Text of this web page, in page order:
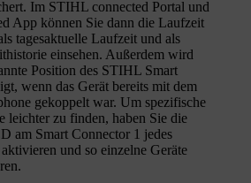
Im STIHL connected Portal und
App können Sie dann die Laufzeit
tagesaktuelle Laufzeit und als
einsehen. Außerdem wird
Position des STIHL Smart
wenn das Gerät bereits mit dem
gekoppelt war. Um spezifische
leichter zu finden, haben Sie die
am Smart Connector 1 jedes
und so einzelne Geräte